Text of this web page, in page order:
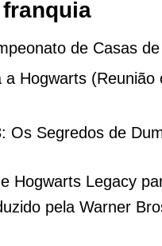
de Casas
Hogwarts (Reunião
Os Segredos de
Hogwarts Legacy
pela Warner